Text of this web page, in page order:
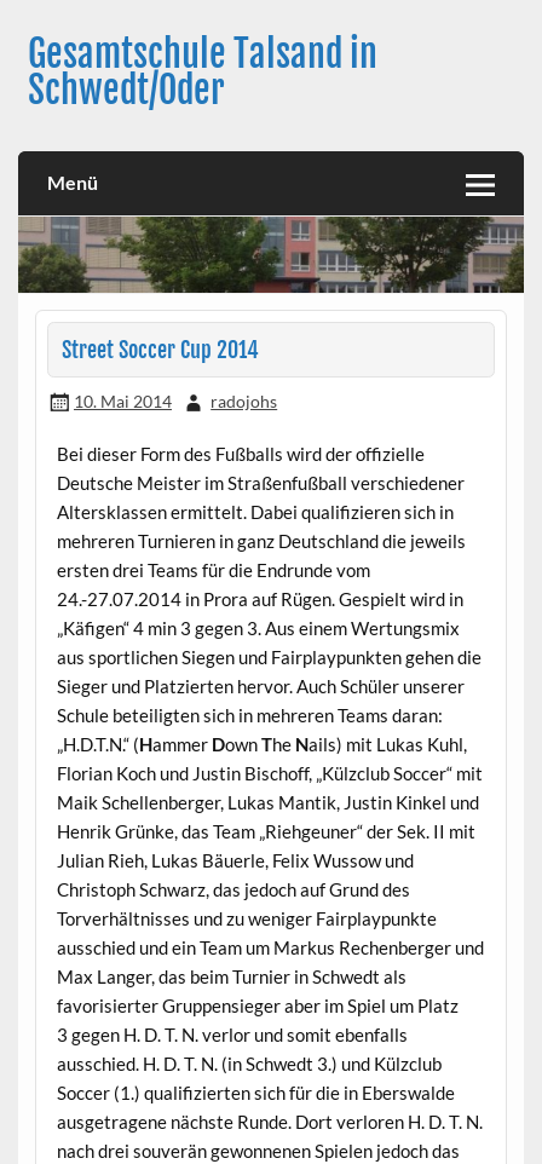
contentGesamtschule Talsand in
Schwedt/Oder
Menü
Street Soccer Cup 2014
10. Mai 2014 radojohs
Bei dieser Form des Fußballs wird der offizielle
Deutsche Meister im Straßenfußball verschiedener
Altersklassen ermittelt. Dabei qualifizieren sich in
mehreren Turnieren in ganz Deutschland die jeweils
ersten drei Teams für die Endrunde vom
24.-27.07.2014 in Prora auf Rügen. Gespielt wird in
„Käfigen“ 4 min 3 gegen 3. Aus einem Wertungsmix
aus sportlichen Siegen und Fairplaypunkten gehen die
Sieger und Platzierten hervor. Auch Schüler unserer
Schule beteiligten sich in mehreren Teams daran:
„H.D.T.N.“ (Hammer DownThe Nails) mit Lukas Kuhl,
Florian Koch und Justin Bischoff, „Külzclub Soccer“ mit
Maik Schellenberger, Lukas Mantik, Justin Kinkel und
Henrik Grünke, das Team „Riehgeuner“ der Sek. II mit
Julian Rieh, Lukas Bäuerle, Felix Wussow und
Christoph Schwarz, das jedoch auf Grund des
Torverhältnisses und zu weniger Fairplaypunkte
ausschied und ein Team um Markus Rechenberger und
Max Langer, das beim Turnier in Schwedt als
favorisierter Gruppensieger aber im Spiel um Platz
3 gegen H. D. T. N. verlor und somit ebenfalls
ausschied. H. D. T. N. (in Schwedt 3.) und Külzclub
Soccer (1.) qualifizierten sich für die in Eberswalde
ausgetragene nächste Runde. Dort verloren H. D. T. N.
nach drei souverän gewonnenen Spielen jedoch das